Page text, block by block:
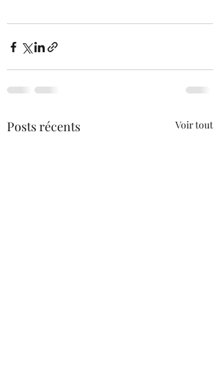
Posts récents Voir tout